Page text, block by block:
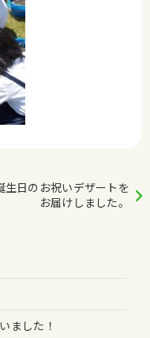
生日のお祝いデザートを
お届けしました。
ました！